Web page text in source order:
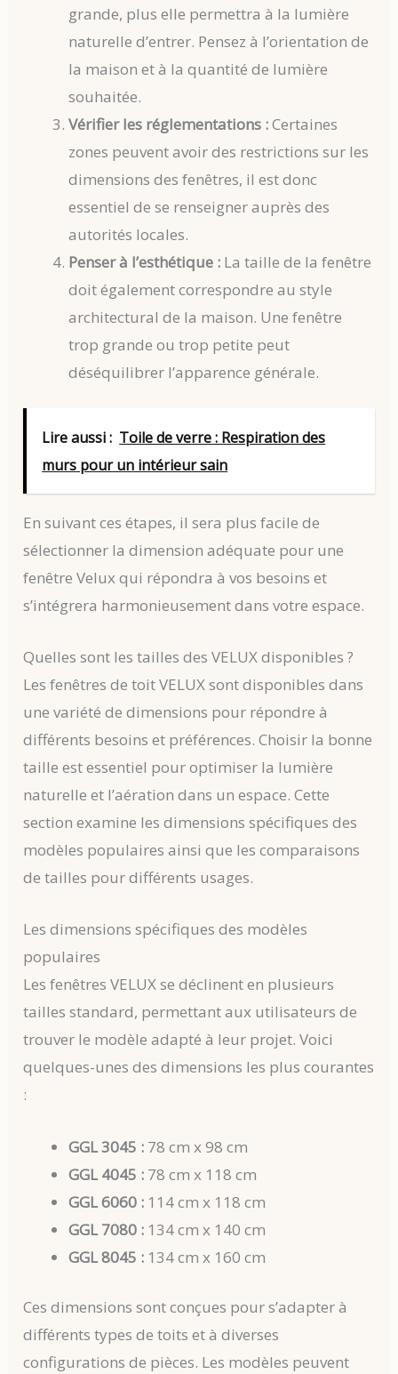
grande, plus elle permettra à la lumière
naturelle d’entrer. Pensez à l’orientation de
la maison et à la quantité de lumière
souhaitée.
Vérifier les réglementations :Certaines
zones peuvent avoir des restrictions sur les
dimensions des fenêtres, il est donc
essentiel de se renseigner auprès des
autorités locales.
Penser à l’esthétique : La taille de la fenêtre
doit également correspondre au style
architectural de la maison. Une fenêtre
trop grande ou trop petite peut
déséquilibrer l’apparence générale.
Lire aussi : Toile de verre : Respiration des
murs pour un intérieur sain
En suivant ces étapes, il sera plus facile de
sélectionner la dimension adéquate pour une
fenêtre Velux qui répondra à vos besoins et
s’intégrera harmonieusement dans votre espace.
Quelles sont les tailles des VELUX disponibles ?
Les fenêtres de toit VELUX sont disponibles dans
une variété de dimensions pour répondre à
différents besoins et préférences. Choisir la bonne
taille est essentiel pour optimiser la lumière
naturelle et l’aération dans un espace. Cette
section examine les dimensions spécifiques des
modèles populaires ainsi que les comparaisons
de tailles pour différents usages.
Les dimensions spécifiques des modèles
populaires
Les fenêtres VELUX se déclinent en plusieurs
tailles standard, permettant aux utilisateurs de
trouver le modèle adapté à leur projet. Voici
quelques-unes des dimensions les plus courantes
:
GGL 3045 : 78 cm x 98 cm
GGL 4045 : 78 cm x 118 cm
GGL 6060 : 114 cm x 118 cm
GGL 7080 : 134 cm x 140 cm
GGL 8045 : 134 cm x 160 cm
Ces dimensions sont conçues pour s’adapter à
différents types de toits et à diverses
configurations de pièces. Les modèles peuvent